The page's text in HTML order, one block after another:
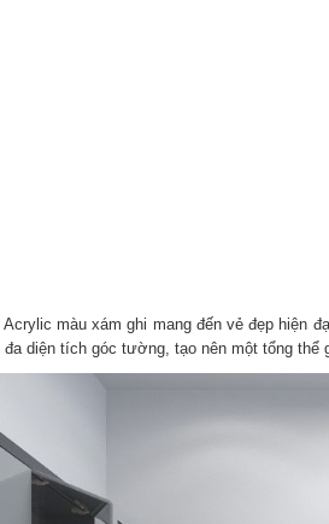
màu xám ghi mang đến vẻ đẹp hiện
diện tích góc tường, tạo nên một tổng thể